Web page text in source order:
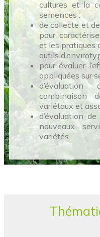
cultures et la
semences ;
de collecte et
pour
et les pratiques
outils
pour évaluer
appliquées sur
combinaison
variétaux et
d’évaluation
nouveaux
variétés.